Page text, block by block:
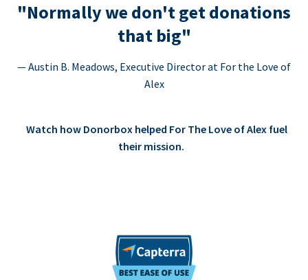
"Normally we don't get donations
that big"
— Austin B. Meadows, Executive Director at For the Love of
Alex
Watch how Donorbox helped For The Love of Alex fuel
their mission.